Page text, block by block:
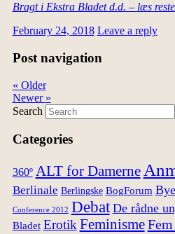
Bragt i Ekstra Bladet d.d. – læs
February 24, 2018 Leave a reply
Post navigation
« Older
Newer »
Search
Categories
360º ALT for Damerne
Berlinale Berlingske BogForum
Conference 2012 Debat De rådne
Bladet Erotik Feminisme